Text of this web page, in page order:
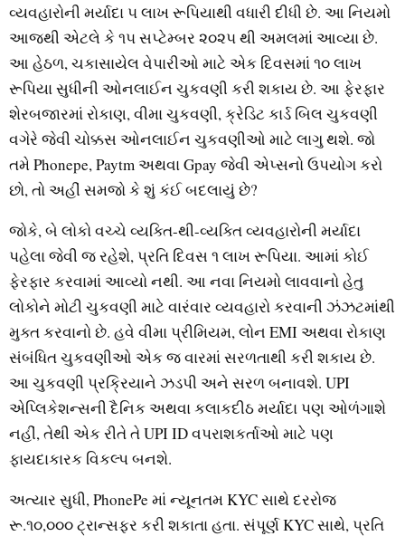
વ્‍યવહારોની મર્યાદા ૫ લાખ રૂપિયાથી વધારી દીધી છે. આ નિયમો
આજથી એટલે કે ૧૫ સપ્‍ટેમ્‍બર ૨૦૨૫ થી અમલમાં આવ્‍યા છે.
આ હેઠળ, ચકાસાયેલ વેપારીઓ માટે એક દિવસમાં ૧૦ લાખ
રૂપિયા સુધીની ઓનલાઈન ચુકવણી કરી શકાય છે. આ ફેરફાર
શેરબજારમાં રોકાણ, વીમા ચુકવણી, ક્રેડિટ કાર્ડ બિલ ચુકવણી
વગેરે જેવી ચોક્કસ ઓનલાઈન ચુકવણીઓ માટે લાગુ થશે. જો
તમે Phonepe, Paytm અથવા Gpay જેવી એપ્‍સનો ઉપયોગ કરો
છો, તો અહીં સમજો કે શું કંઈ બદલાયું છે?
જોકે, બે લોકો વચ્‍ચે વ્‍યક્‍તિ-થી-વ્‍યક્‍તિ વ્‍યવહારોની મર્યાદા
પહેલા જેવી જ રહેશે, પ્રતિ દિવસ ૧ લાખ રૂપિયા. આમાં કોઈ
ફેરફાર કરવામાં આવ્‍યો નથી. આ નવા નિયમો લાવવાનો હેતુ
લોકોને મોટી ચુકવણી માટે વારંવાર વ્‍યવહારો કરવાની ઝંઝટમાંથી
મુક્‍ત કરવાનો છે. હવે વીમા પ્રીમિયમ, લોન EMI અથવા રોકાણ
સંબંધિત ચુકવણીઓ એક જ વારમાં સરળતાથી કરી શકાય છે.
આ ચુકવણી પ્રક્રિયાને ઝડપી અને સરળ બનાવશે. UPI
એપ્‍લિકેશન્‍સની દૈનિક અથવા કલાકદીઠ મર્યાદા પણ ઓળંગાશે
નહીં, તેથી એક રીતે તે UPI ID વપરાશકર્તાઓ માટે પણ
ફાયદાકારક વિકલ્‍પ બનશે.
અત્‍યાર સુધી, PhonePe માં ન્‍યૂનતમ KYC સાથે દરરોજ
રૂ.૧૦,૦૦૦ ટ્રાન્‍સફર કરી શકાતા હતા. સંપૂર્ણ KYC સાથે, પ્રતિ